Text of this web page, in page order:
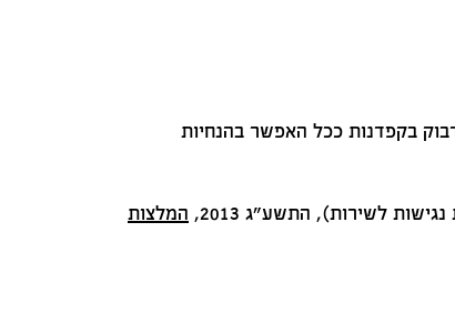
בקפדנות ככל האפשר בהנחיות
לשירות), התשע"ג 2013,
המלצות